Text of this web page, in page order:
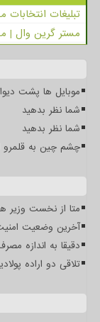
تبلیغات
مستر گرین وال |
موبایل ها پشت
شما نظر بدهید
شما نظر بدهید
چشم چین به
متا از نخست وزیر
آخرین وضعیت
دقیقا به اندازه
تلاقی دو اراده